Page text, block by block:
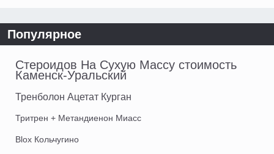
Популярное
Стероидов На Сухую Массу стоимость
Каменск-Уральский
Тренболон Ацетат Курган
Тритрен + Метандиенон Миасс
Blox Кольчугино